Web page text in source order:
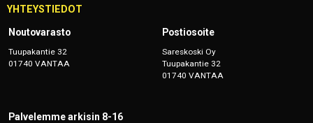
YHTEYSTIEDOT
Noutovarasto
Tuupakantie 32
01740 VANTAA
Postiosoite
Sareskoski Oy
Tuupakantie 32
01740 VANTAA
Palvelemme arkisin 8-16